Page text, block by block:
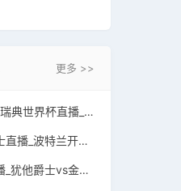
更多 >>
日本vs瑞典直播_日本vs瑞典世界杯直播_日本vs瑞典世界杯免费在线直播
波特兰开拓者vs犹他爵士直播_波特兰开拓者vs犹他爵士NBA直播_波特兰开拓者vs犹他爵士免费在线直播
犹他爵士vs金州勇士直播_犹他爵士vs金州勇士NBA直播_犹他爵士vs金州勇士免费在线直播